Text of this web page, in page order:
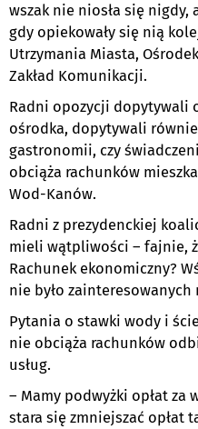
wszak nie niosła się
gdy opiekowały się nią
Utrzymania Miasta,
Zakład Komunikacji.
Radni opozycji dopytywali
ośrodka, dopytywali
gastronomii, czy
obciąża rachunków
Wod-Kanów.
Radni z prezydenckiej
mieli wątpliwości – fajnie,
Rachunek ekonomiczny?
nie było
Pytania o stawki wody i
nie obciąża rachunków
usług.
– Mamy podwyżki opłat za
stara się zmniejszać opłat